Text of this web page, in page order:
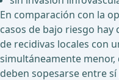
En comparación con la
casos de bajo riesgo
de recidivas locales con
simultáneamente
deben sopesarse entre